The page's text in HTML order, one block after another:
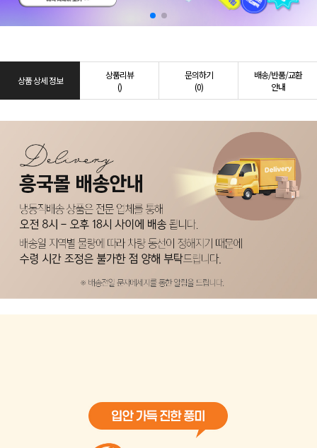
상품 상세 정보
상품리뷰
()
문의하기
(0)
배송/반품/교환
안내